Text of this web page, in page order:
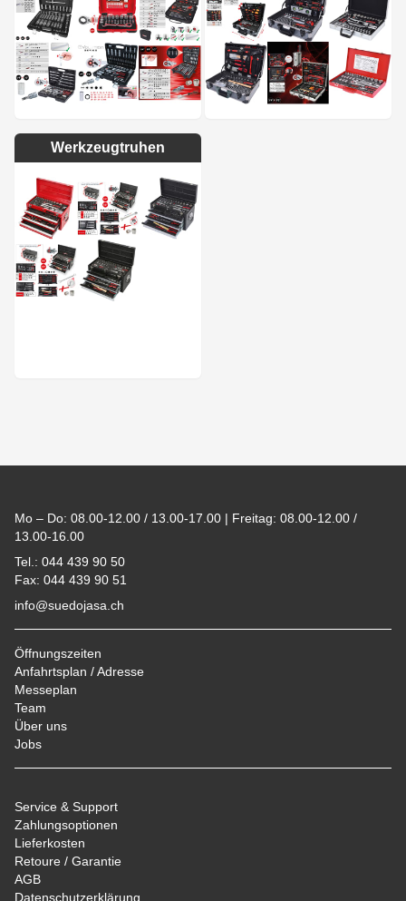
Werkzeugtruhen
Mo – Do: 08.00-12.00 / 13.00-17.00 | Freitag: 08.00-12.00 /
13.00-16.00
Tel.: 044 439 90 50
Fax: 044 439 90 51
info@suedojasa.ch
Öffnungszeiten
Anfahrtsplan / Adresse
Messeplan
Team
Über uns
Jobs
Service & Support
Zahlungsoptionen
Lieferkosten
Retoure / Garantie
AGB
Datenschutzerklärung